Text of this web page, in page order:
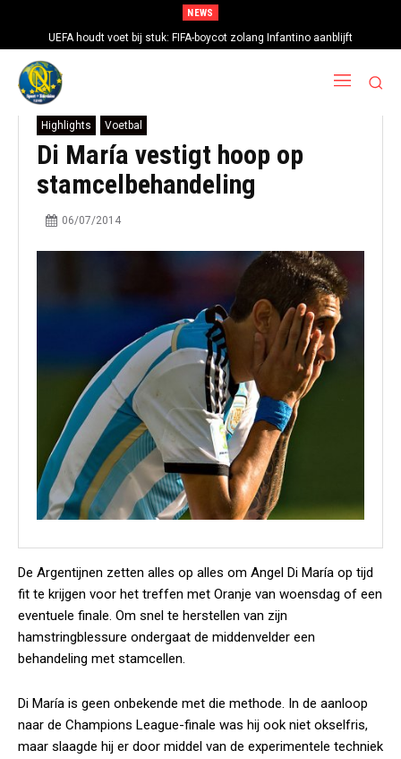
NEWS
UEFA houdt voet bij stuk: FIFA-boycot zolang Infantino aanblijft
Highlights Voetbal
Di María vestigt hoop op
stamcelbehandeling
06/07/2014
De Argentijnen zetten alles op alles om Angel Di María op tijd
fit te krijgen voor het treffen met Oranje van woensdag of een
eventuele finale. Om snel te herstellen van zijn
hamstringblessure ondergaat de middenvelder een
behandeling met stamcellen.
Di María is geen onbekende met die methode. In de aanloop
naar de Champions League-finale was hij ook niet okselfris,
maar slaagde hij er door middel van de experimentele techniek